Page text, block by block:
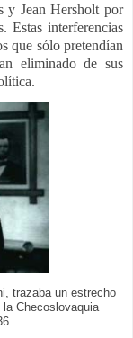
y Jean Hersholt por
Estas interferencias
que sólo pretendían
eliminado de sus
trazaba un estrecho
Checoslovaquia